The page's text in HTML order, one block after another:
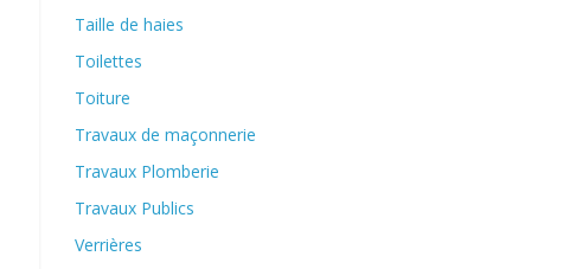
Taille de haies
Toilettes
Toiture
Travaux de maçonnerie
Travaux Plomberie
Travaux Publics
Verrières